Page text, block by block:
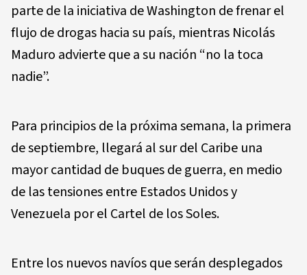
parte de la iniciativa de Washington de frenar el
flujo de drogas hacia su país, mientras Nicolás
Maduro advierte que a su nación “no la toca
nadie”.
Para principios de la próxima semana, la primera
de septiembre, llegará al sur del Caribe una
mayor cantidad de buques de guerra, en medio
de las tensiones entre Estados Unidos y
Venezuela por el Cartel de los Soles.
Entre los nuevos navíos que serán desplegados